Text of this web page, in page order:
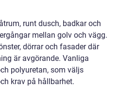
runt dusch, badkar och
mellan golv och vägg.
dörrar och fasader där
är avgörande. Vanliga
polyuretan, som väljs
krav på hållbarhet.